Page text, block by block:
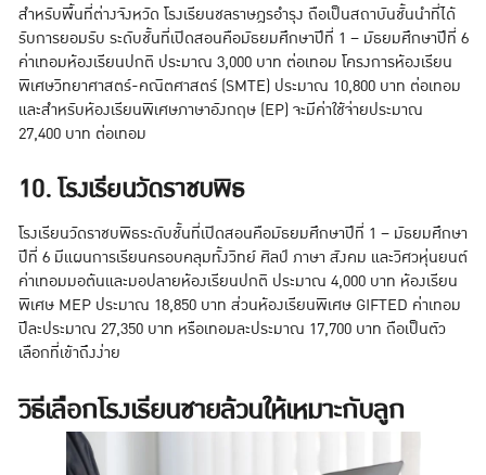
สำหรับพื้นที่ต่างจังหวัด โรงเรียนชลราษฎรอำรุง ถือเป็นสถาบันชั้นนำที่ได้
รับการยอมรับ ระดับชั้นที่เปิดสอนคือมัธยมศึกษาปีที่ 1 – มัธยมศึกษาปีที่ 6
ค่าเทอมห้องเรียนปกติ ประมาณ 3,000 บาท ต่อเทอม โครงการห้องเรียน
พิเศษวิทยาศาสตร์-คณิตศาสตร์ (SMTE) ประมาณ 10,800 บาท ต่อเทอม
และสำหรับห้องเรียนพิเศษภาษาอังกฤษ (EP) จะมีค่าใช้จ่ายประมาณ
27,400 บาท ต่อเทอม
10. โรงเรียนวัดราชบพิธ
โรงเรียนวัดราชบพิธระดับชั้นที่เปิดสอนคือมัธยมศึกษาปีที่ 1 – มัธยมศึกษา
ปีที่ 6 มีแผนการเรียนครอบคลุมทั้งวิทย์ ศิลป์ ภาษา สังคม และวิศวหุ่นยนต์
ค่าเทอมมอต้นและมอปลายห้องเรียนปกติ ประมาณ 4,000 บาท ห้องเรียน
พิเศษ MEP ประมาณ 18,850 บาท ส่วนห้องเรียนพิเศษ GIFTED ค่าเทอม
ปีละประมาณ 27,350 บาท หรือเทอมละประมาณ 17,700 บาท ถือเป็นตัว
เลือกที่เข้าถึงง่าย
วิธีเลือกโรงเรียนชายล้วนให้เหมาะกับลูก